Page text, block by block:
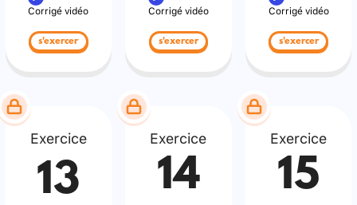
Corrigé vidéo
s'exercer
Corrigé vidéo
s'exercer
Corrigé vidéo
s'exercer
Exercice
13
Exercice
14
Exercice
15